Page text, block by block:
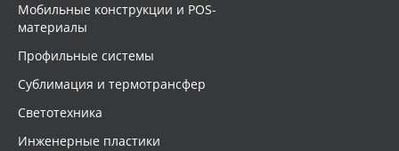
Мобильные конструкции и POS-
материалы
Профильные системы
Сублимация и термотрансфер
Светотехника
Инженерные пластики